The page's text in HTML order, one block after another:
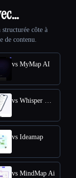
côte à
de contenu.
vs MyMap AI
vs Whisper Memos
vs Ideamap
vs MindMap Ai